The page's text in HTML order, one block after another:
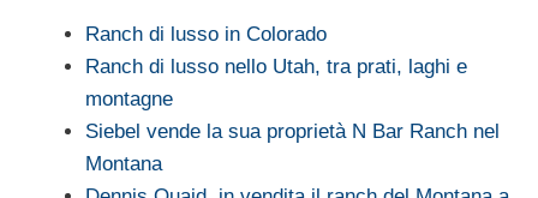
Ranch di lusso in Colorado
Ranch di lusso nello Utah, tra prati, laghi e
montagne
Siebel vende la sua proprietà N Bar Ranch nel
Montana